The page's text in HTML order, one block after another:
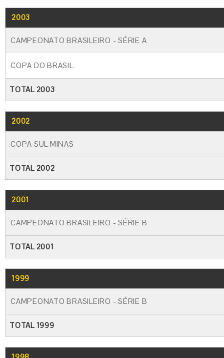
2003
CAMPEONATO BRASILEIRO - SÉRIE A
COPA DO BRASIL
TOTAL 2003
2002
COPA SUL MINAS
TOTAL 2002
2001
CAMPEONATO BRASILEIRO - SÉRIE B
TOTAL 2001
1999
CAMPEONATO BRASILEIRO - SÉRIE B
TOTAL 1999